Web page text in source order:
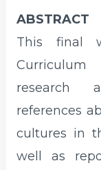
ABSTRACT
This final
research
references
cultures in
well as